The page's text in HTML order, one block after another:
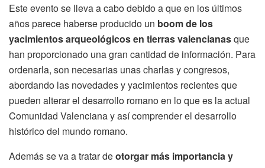
Este evento se lleva a cabo debido a que en los últimos
años parece haberse producido un boom de los
yacimientos arqueológicos en tierras valencianasque
han proporcionado una gran cantidad de información. Para
ordenarla, son necesarias unas charlas y congresos,
abordando las novedades y yacimientos recientes que
pueden alterar el desarrollo romano en lo que es la actual
Comunidad Valenciana y así comprender el desarrollo
histórico del mundo romano.
Además se va a tratar deotorgar más importancia y